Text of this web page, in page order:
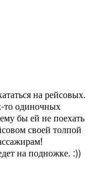
на рейсовых.
то одиночных
бы ей не поехать
своей толпой
на подножке. :))